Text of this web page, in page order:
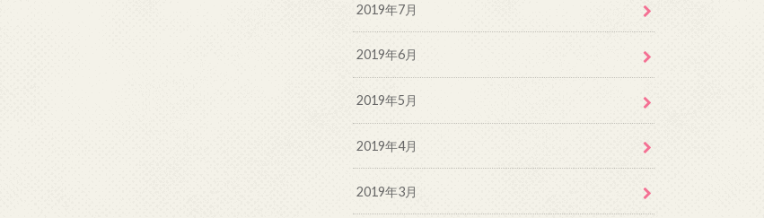
2019年7月
2019年6月
2019年5月
2019年4月
2019年3月